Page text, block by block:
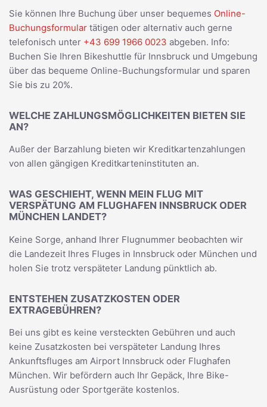
Sie können Ihre Buchung über unser bequemes Online-
Buchungsformular tätigen oder alternativ auch gerne
telefonisch unter +43 699 1966 0023 abgeben. Info:
Buchen Sie Ihren Bikeshuttle für Innsbruck und Umgebung
über das bequeme Online-Buchungsformular und sparen
Sie bis zu 20%.
WELCHE ZAHLUNGSMÖGLICHKEITEN BIETEN SIE
AN?
Außer der Barzahlung bieten wir Kreditkartenzahlungen
von allen gängigen Kreditkarteninstituten an.
WAS GESCHIEHT, WENN MEIN FLUG MIT
VERSPÄTUNG AM FLUGHAFEN INNSBRUCK ODER
MÜNCHEN LANDET?
Keine Sorge, anhand Ihrer Flugnummer beobachten wir
die Landezeit Ihres Fluges in Innsbruck oder München und
holen Sie trotz verspäteter Landung pünktlich ab.
ENTSTEHEN ZUSATZKOSTEN ODER
EXTRAGEBÜHREN?
Bei uns gibt es keine versteckten Gebühren und auch
keine Zusatzkosten bei verspäteter Landung Ihres
Ankunftsfluges am Airport Innsbruck oder Flughafen
München. Wir befördern auch Ihr Gepäck, Ihre Bike-
Ausrüstung oder Sportgeräte kostenlos.